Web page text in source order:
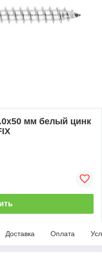
мм белый цинк
Доставка Оплата